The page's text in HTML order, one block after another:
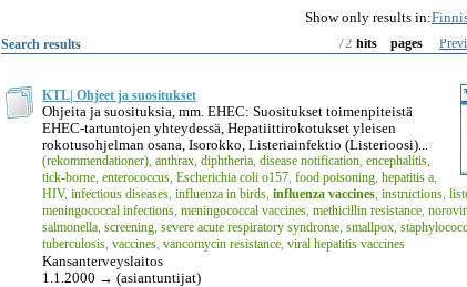
Show only results in:
Search results 72hits pages
KTL| Ohjeet ja suositukset
Ohjeita ja suosituksia, mm. EHEC: Suositukset toimenpiteistä
EHEC-tartuntojen yhteydessä, Hepatiittirokotukset yleisen
rokotusohjelman osana, Isorokko, Listeriainfektio (Listerioosi)...
(rekommendationer) anthrax diphtheria disease notification encephalitis,
tick-borne enterococcus Escherichia coli o157 food poisoning hepatitis a
HIV, infectious diseases influenza in birds influenza vaccines instructions
meningococcal infections meningococcal vaccines methicillin resistance
salmonella screening severe acute respiratory syndrome smallpox
tuberculosis vaccines vancomycin resistance viral hepatitis vaccines
Kansanterveyslaitos
1.1.2000 → (asiantuntijat)